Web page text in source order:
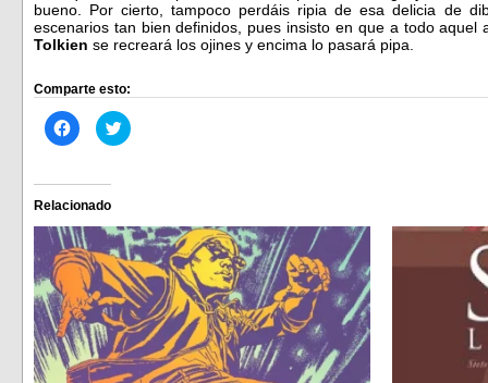
bueno. Por cierto, tampoco perdáis ripia de esa delicia de
escenarios tan bien definidos, pues insisto en que a todo
Tolkien se recreará los ojines y encima lo pasará pipa.
Comparte esto:
Haz
clic
Facebook
(Se
abre
en
una
ventana
nueva)
Haz
clic
en
una
ventana
nueva)
Relacionado